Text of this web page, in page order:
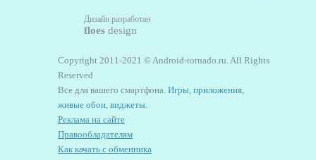
Дизайн разработан
floes design
Copyright 2011-2021 © Android-tornado.ru. All Rights
Reserved
Все для вашего смартфона. Игры, приложения,
живые обои, виджеты.
Реклама на сайте
Правообладателям
Как качать с обменника